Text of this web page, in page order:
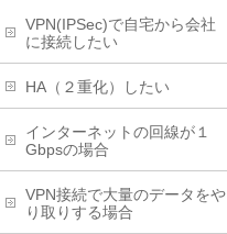
VPN(IPSec)で自宅から会社
に接続したい
HA（２重化）したい
インターネットの回線が１
Gbpsの場合
VPN接続で大量のデータをや
り取りする場合